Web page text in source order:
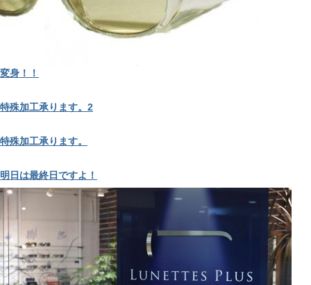
変身！！
特殊加工承ります。2
特殊加工承ります。
明日は最終日ですよ！